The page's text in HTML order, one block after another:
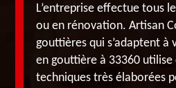
L’entreprise effectue tous
ou en rénovation. Artisan
gouttières qui s’adaptent à
en gouttière à 33360
techniques très élaborées